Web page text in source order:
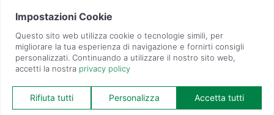
GadgetZilla è un Brand di Overbi S.r.l.| realizzato con Contit
| © 2026 Tutti
i diritti riservati | P.IVA: 09351560967